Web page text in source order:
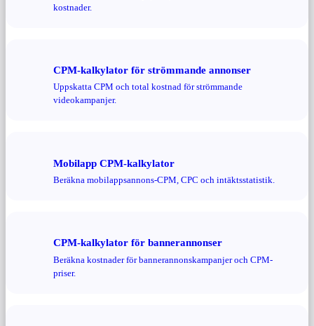
kostnader.
CPM-kalkylator för strömmande annonser
Uppskatta CPM och total kostnad för strömmande
videokampanjer.
Mobilapp CPM-kalkylator
Beräkna mobilappsannons-CPM, CPC och intäktsstatistik.
CPM-kalkylator för bannerannonser
Beräkna kostnader för bannerannonskampanjer och CPM-
priser.